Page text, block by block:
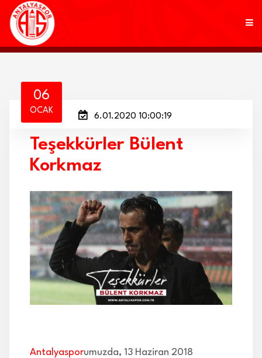
KULÜP
AKADEMİ
MARKALAR
TARAFTAR
BRANŞLAR
HABERLER
İLETİŞİM
06
OCAK
6.01.2020 10:00:19
Teşekkürler Bülent
Korkmaz
Antalyasporumuzda, 13 Haziran 2018